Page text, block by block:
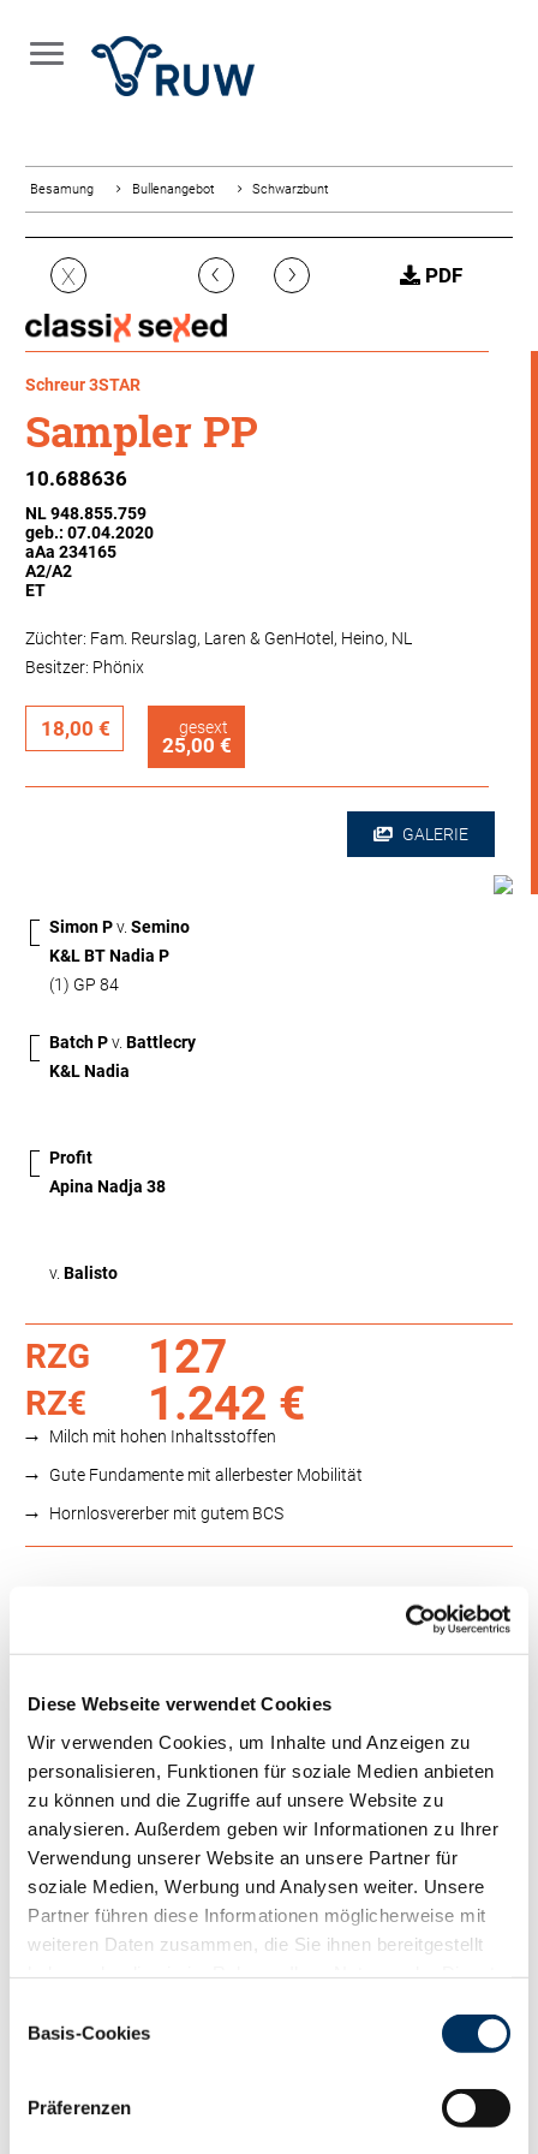
Diese Webseite verwendet Cookies
Wir verwenden Cookies, um Inhalte und Anzeigen zu
personalisieren, Funktionen für soziale Medien anbieten
zu können und die Zugriffe auf unsere Website zu
analysieren. Außerdem geben wir Informationen zu Ihrer
Verwendung unserer Website an unsere Partner für
soziale Medien, Werbung und Analysen weiter. Unsere
Partner führen diese Informationen möglicherweise mit
weiteren Daten zusammen, die Sie ihnen bereitgestellt
Cookies, wenn Sie unsere Webseite weiterhin nutzen.
Basis-Cookies
Präferenzen
Besamung Bullenangebot Schwarzbunt
X ‹ › PDF
Schreur 3STAR
Sampler PP
10.688636
NL 948.855.759
geb.: 07.04.2020
aAa 234165
A2/A2
ET
Züchter: Fam. Reurslag, Laren & GenHotel, Heino, NL
Besitzer: Phönix
18,00 € gesext
25,00 €
GALERIE
Simon Pv. Semino
K&L BT Nadia P
(1) GP 84
Batch Pv. Battlecry
K&L Nadia
Profit
Apina Nadja 38
v. Balisto
RZG 127
RZ€ 1.242 €
Milch mit hohen Inhaltsstoffen
Gute Fundamente mit allerbester Mobilität
Hornlosvererber mit gutem BCS
124
RZN
113
RZR
RZKd
RZKm
105
RZÖko
Gesundheit
RZGesund
RZEuterfit
107
RZKlaue
101
DDcontrol
96
Produktion